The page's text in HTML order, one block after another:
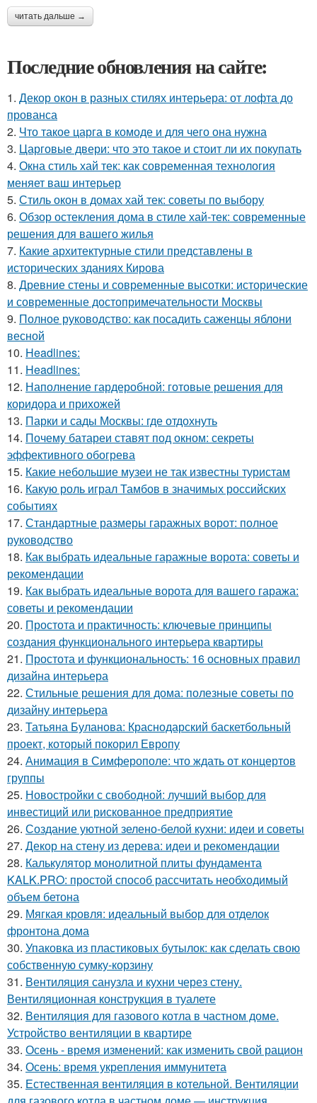
читать дальше →
Последние обновления на сайте:
1. Декор окон в разных стилях интерьера: от лофта до
прованса
2. Что такое царга в комоде и для чего она нужна
3. Царговые двери: что это такое и стоит ли их покупать
4. Окна стиль хай тек: как современная технология
меняет ваш интерьер
5. Стиль окон в домах хай тек: советы по выбору
6. Обзор остекления дома в стиле хай-тек: современные
решения для вашего жилья
7. Какие архитектурные стили представлены в
исторических зданиях Кирова
8. Древние стены и современные высотки: исторические
и современные достопримечательности Москвы
9. Полное руководство: как посадить саженцы яблони
весной
10. Headlines:
11. Headlines:
12. Наполнение гардеробной: готовые решения для
коридора и прихожей
13. Парки и сады Москвы: где отдохнуть
14. Почему батареи ставят под окном: секреты
эффективного обогрева
15. Какие небольшие музеи не так известны туристам
16. Какую роль играл Тамбов в значимых российских
событиях
17. Стандартные размеры гаражных ворот: полное
руководство
18. Как выбрать идеальные гаражные ворота: советы и
рекомендации
19. Как выбрать идеальные ворота для вашего гаража:
советы и рекомендации
20. Простота и практичность: ключевые принципы
создания функционального интерьера квартиры
21. Простота и функциональность: 16 основных правил
дизайна интерьера
22. Стильные решения для дома: полезные советы по
дизайну интерьера
23. Татьяна Буланова: Краснодарский баскетбольный
проект, который покорил Европу
24. Анимация в Симферополе: что ждать от концертов
группы
25. Новостройки с свободной: лучший выбор для
инвестиций или рискованное предприятие
26. Создание уютной зелено-белой кухни: идеи и советы
27. Декор на стену из дерева: идеи и рекомендации
28. Калькулятор монолитной плиты фундамента
KALK.PRO: простой способ рассчитать необходимый
объем бетона
29. Мягкая кровля: идеальный выбор для отделок
фронтона дома
30. Упаковка из пластиковых бутылок: как сделать свою
собственную сумку-корзину
31. Вентиляция санузла и кухни через стену.
Вентиляционная конструкция в туалете
32. Вентиляция для газового котла в частном доме.
Устройство вентиляции в квартире
33. Осень - время изменений: как изменить свой рацион
34. Осень: время укрепления иммунитета
35. Естественная вентиляция в котельной. Вентиляции